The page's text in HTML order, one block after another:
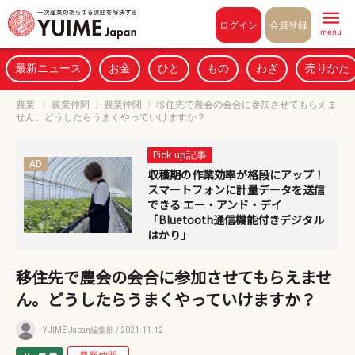
ログイン 会員登録
menu
最新ニュース お金 ひと もの わざ 売りかた
農業 〉 農業仲間 〉 農業仲間 〉 移住先で農会の会合に参加させてもらえま
せん。どうしたらうまくやっていけますか？
AD
Pick up記事
収穫期の作業効率が格段にアップ！
スマートフォンに計量データを送信
できる エー・アンド・デイ
「Bluetooth通信機能付きデジタル
はかり」
移住先で農会の会合に参加させてもらえませ
ん。どうしたらうまくやっていけますか？
YUIME Japan編集部 / 2021.11.12